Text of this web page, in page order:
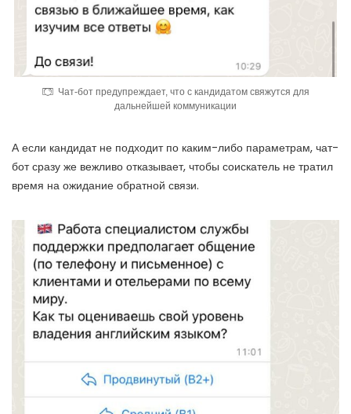
Чат-бот предупреждает, что с кандидатом свяжутся для
дальнейшей коммуникации
А если кандидат не подходит по каким-либо параметрам, чат-
бот сразу же вежливо отказывает, чтобы соискатель не тратил
время на ожидание обратной связи.